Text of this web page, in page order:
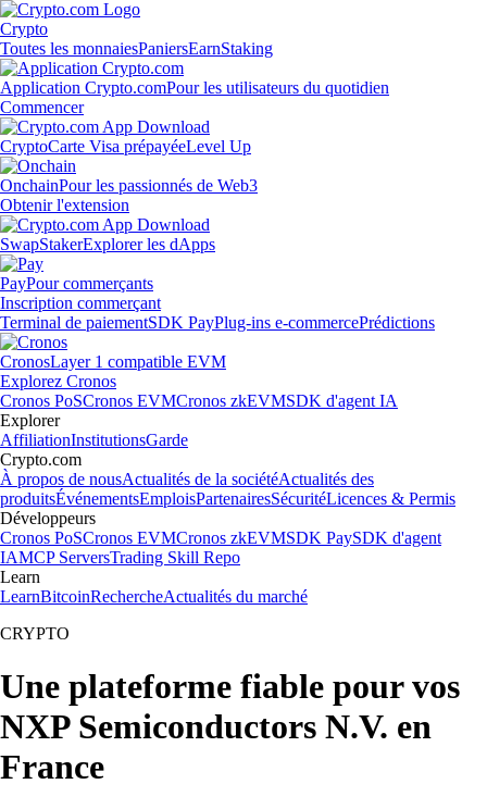
Crypto
Toutes les monnaiesPaniersEarnStaking
Application Crypto.comPour les utilisateurs du quotidien
Commencer
CryptoCarte Visa prépayéeLevel Up
OnchainPour les passionnés de Web3
Obtenir l'extension
SwapStakerExplorer les dApps
PayPour commerçants
Inscription commerçant
Terminal de paiementSDK PayPlug-ins e-commercePrédictions
CronosLayer 1 compatible EVM
Explorez Cronos
Cronos PoSCronos EVMCronos zkEVMSDK d'agent IA
Explorer
AffiliationInstitutionsGarde
Crypto.com
À propos de nousActualités de la sociétéActualités des
produitsÉvénementsEmploisPartenairesSécuritéLicences & Permis
Développeurs
Cronos PoSCronos EVMCronos zkEVMSDK PaySDK d'agent
IAMCP ServersTrading Skill Repo
Learn
LearnBitcoinRechercheActualités du marché
CRYPTO
Une plateforme fiable pour vos
NXP Semiconductors N.V. en
France